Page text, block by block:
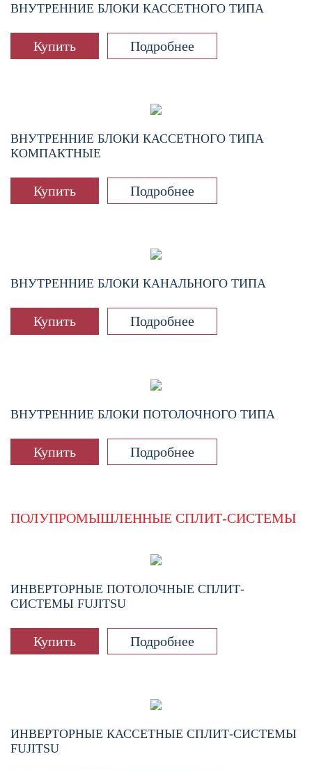
ВНУТРЕННИЕ БЛОКИ КАССЕТНОГО ТИПА
Купить Подробнее
ВНУТРЕННИЕ БЛОКИ КАССЕТНОГО ТИПА
КОМПАКТНЫЕ
Купить Подробнее
ВНУТРЕННИЕ БЛОКИ КАНАЛЬНОГО ТИПА
Купить Подробнее
ВНУТРЕННИЕ БЛОКИ ПОТОЛОЧНОГО ТИПА
Купить Подробнее
ПОЛУПРОМЫШЛЕННЫЕ СПЛИТ-СИСТЕМЫ
ИНВЕРТОРНЫЕ ПОТОЛОЧНЫЕ СПЛИТ-
СИСТЕМЫ FUJITSU
Купить Подробнее
ИНВЕРТОРНЫЕ КАССЕТНЫЕ СПЛИТ-СИСТЕМЫ
FUJITSU